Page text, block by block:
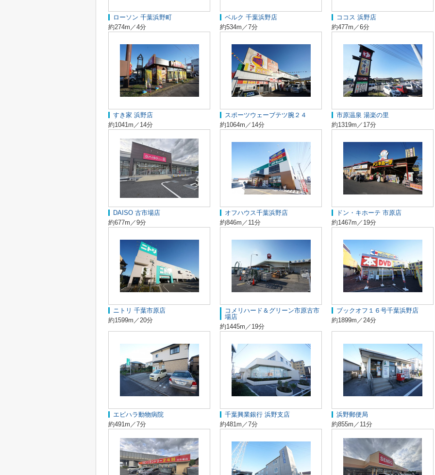
ローソン 千葉浜野町
約274m／4分
ベルク 千葉浜野店
約534m／7分
ココス 浜野店
約477m／6分
すき家 浜野店
約1041m／14分
スポーツウェーブテツ腕２４
約1064m／14分
市原温泉 湯楽の里
約1319m／17分
DAISO 古市場店
約677m／9分
オフハウス千葉浜野店
約846m／11分
ドン・キホーテ 市原店
約1467m／19分
ニトリ 千葉市原店
約1599m／20分
コメリハード＆グリーン市原古市
場店
約1445m／19分
ブックオフ１６号千葉浜野店
約1899m／24分
エビハラ動物病院
約491m／7分
千葉興業銀行 浜野支店
約481m／7分
浜野郵便局
約855m／11分